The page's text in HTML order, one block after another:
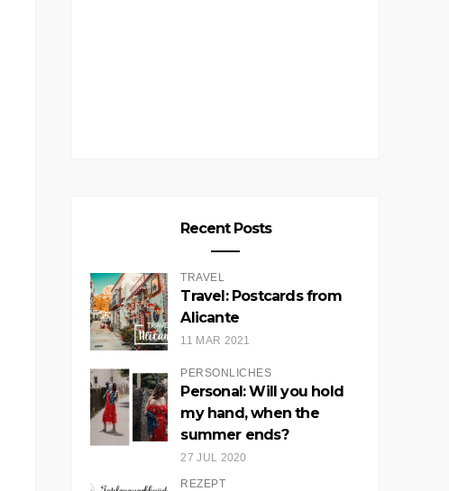
Recent Posts
TRAVEL
Travel: Postcards from
Alicante
11 MAR 2021
PERSÖNLICHES
Personal: Will you hold
my hand, when the
summer ends?
27 JUL 2020
REZEPT